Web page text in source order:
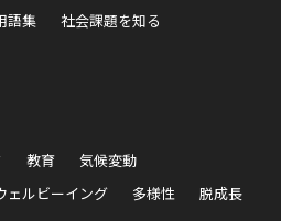
語集 社会課題を知る
教育
気候変動
ェルビーイング 多様性 脱成長